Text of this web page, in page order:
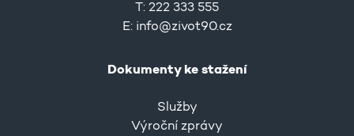
T: 222 333 555
E: info@zivot90.cz
Dokumenty ke stažení
Služby
Výroční zprávy